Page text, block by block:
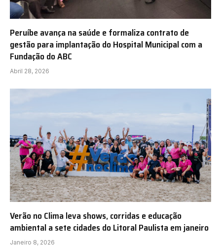
Peruíbe avança na saúde e formaliza contrato de
gestão para implantação do Hospital Municipal com a
Fundação do ABC
Abril 28, 2026
Verão no Clima leva shows, corridas e educação
ambiental a sete cidades do Litoral Paulista em janeiro
Janeiro 8, 2026